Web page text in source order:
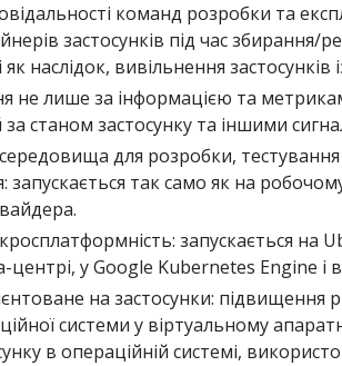
команд розробки та
застосунків під час збирання/
наслідок, вивільнення застосунків
не лише за інформацією та
станом застосунку та іншими
для розробки,
запускається так само як на
запускається на
центрі, у Google Kubernetes Engine і
на застосунки: підвищення
системи у віртуальному
в операційній системі,